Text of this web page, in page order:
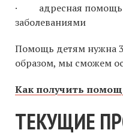
· адресная помощь
заболеваниями
Помощь детям нужна
образом, мы сможем
Как получить
ТЕКУЩИЕ